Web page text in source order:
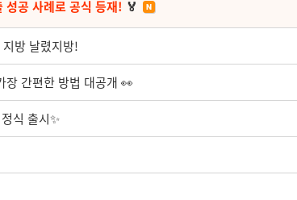
성공 사례로 공식 등재! 🏅
방 날렸지방!
장 간편한 방법 대공개 👀
식 출시✨